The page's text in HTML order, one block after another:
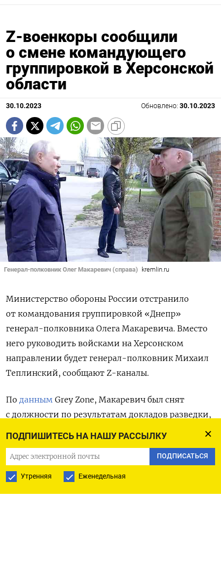
ПОДПИШИТЕСЬ НА НАШУ РАССЫЛКУ
ПОДПИСАТЬСЯ
Утренняя Еженедельная
Z-военкоры сообщили
о смене командующего
группировкой в Херсонской
области
30.10.2023 Обновлено: 30.10.2023
Генерал-полковник Олег Макаревич (справа) kremlin.ru
Министерство обороны России отстранило
от командования группировкой «Днепр»
генерал-полковника Олега Макаревича. Вместо
него руководить войсками на Херсонском
направлении будет генерал-полковник Михаил
Теплинский, сообщают Z-каналы.
По данным Grey Zone, Макаревич был снят
с должности по результатам докладов разведки,
информация не соответствовала реальной
обстановке на фронте.